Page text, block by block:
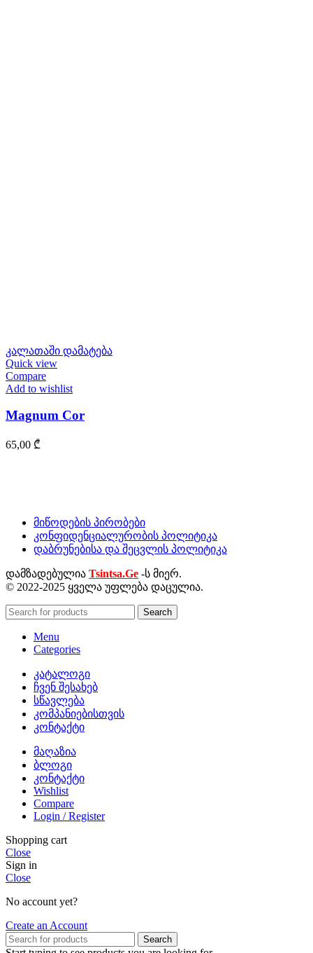
კალათაში დამატება
Quick view
Compare
Add to wishlist
Magnum Cor
65,00 ₾
მიწოდების პირობები
კონფიდენციალურობის პოლიტიკა
დაბრუნებისა და შეცვლის პოლიტიკა
დამზადებულია Tsintsa.Ge -ს მიერ.
© 2022-2025 ყველა უფლება დაცულია.
Search
Menu
Categories
კატალოგი
ჩვენ შესახებ
სწავლება
კომპანიებისთვის
კონტაქტი
მაღაზია
ბლოგი
კონტაქტი
Wishlist
Compare
Login / Register
Shopping cart
Close
Sign in
Close
No account yet?
Create an Account
Search